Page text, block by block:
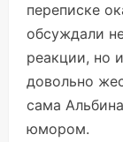
переписке
обсуждали
реакции, но
довольно
сама
юмором.